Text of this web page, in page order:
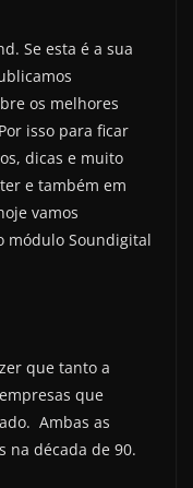
Se esta é a sua
os melhores
isso para ficar
dicas e muito
e também em
vamos
módulo Soundigital
que tanto a
que
Ambas as
na década de 90.